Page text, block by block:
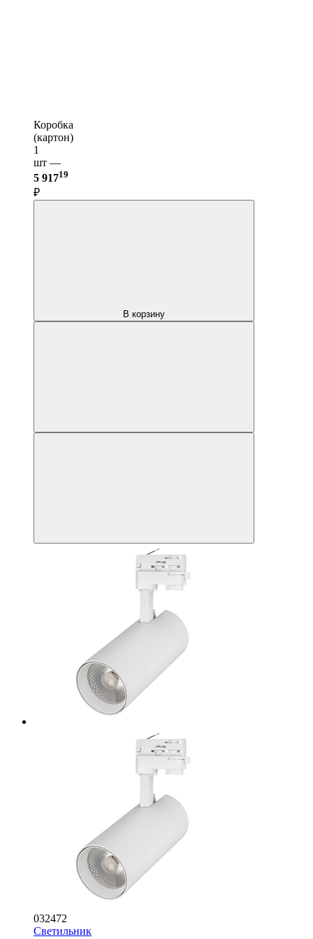
Коробка
(картон)
1
шт —
5 91719
₽
В корзину
032472
Светильник